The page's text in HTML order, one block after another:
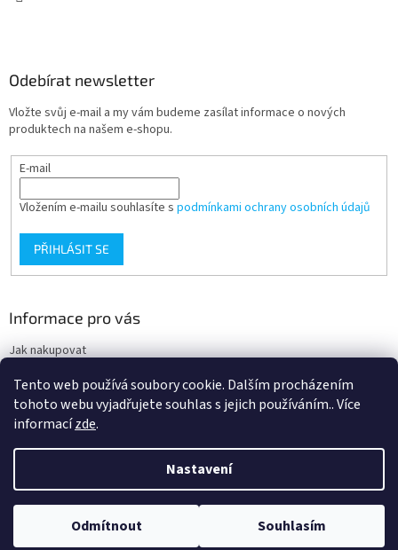
Tento web používá soubory cookie. Dalším procházením
tohoto webu vyjadřujete souhlas s jejich používáním.. Více
informacízde.
Nastavení
Odmítnout Souhlasím
Nacházíte se na velkoobchodním eshopu pro odbornou veřejnost. Pro
Odebírat newsletter
Vložte svůj e-mail a my vám budeme zasílat informace o nových
produktech na našem e-shopu.
E-mail
Vložením e-mailu souhlasíte s podmínkami ochrany osobních údajů
PŘIHLÁSIT SE
Informace pro vás
Jak nakupovat
Podmínky ochrany osobních údajů
Vytvořil Shoptet
Copyright 2026Ortgroup Medical . Všechna práva vyhrazena.